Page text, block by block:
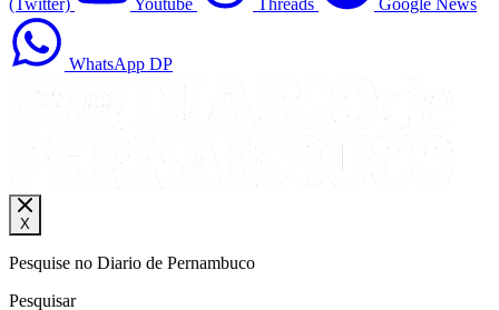
(Twitter) Youtube Threads Google News
WhatsApp DP
X
Pesquise no Diario de Pernambuco
Pesquisar